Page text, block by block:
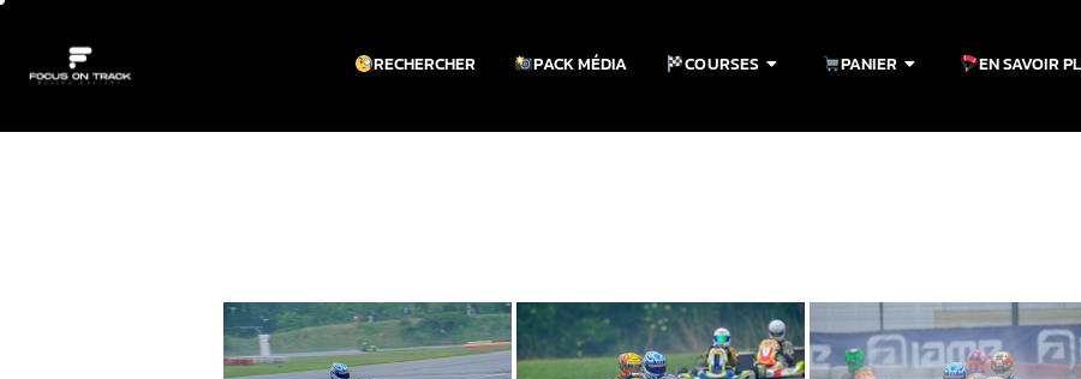
RECHERCHER PACK MÉDIA COURSES PANIER EN SAVOIR